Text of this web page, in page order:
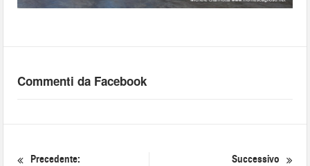
Commenti da Facebook
Precedente: Successivo